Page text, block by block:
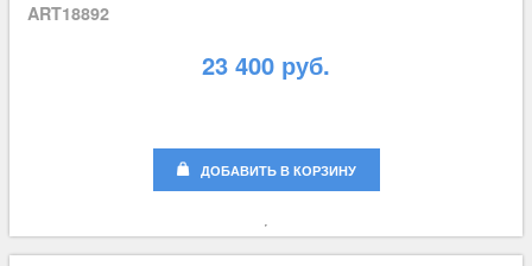
ART18892
23 400 руб.
ДОБАВИТЬ В КОРЗИНУ